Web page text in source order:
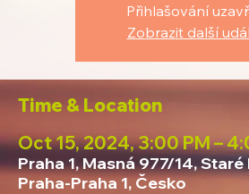
Přihlašování
Zobrazit další
Time & Location
Oct 15, 2024, 3:00 PM –
Praha 1, Masná 977/14, Staré
Praha-Praha 1, Česko